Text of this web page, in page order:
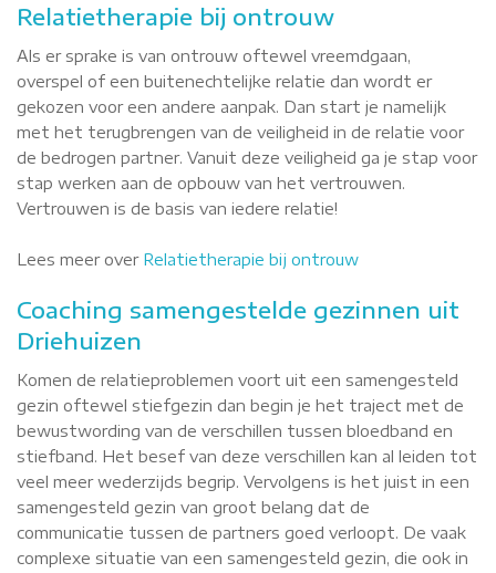
Relatietherapie bij ontrouw
Als er sprake is van ontrouw oftewel vreemdgaan,
overspel of een buitenechtelijke relatie dan wordt er
gekozen voor een andere aanpak. Dan start je namelijk
met het terugbrengen van de veiligheid in de relatie voor
de bedrogen partner. Vanuit deze veiligheid ga je stap voor
stap werken aan de opbouw van het vertrouwen.
Vertrouwen is de basis van iedere relatie!
Lees meer over Relatietherapie bij ontrouw
Coaching samengestelde gezinnen uit
Driehuizen
Komen de relatieproblemen voort uit een samengesteld
gezin oftewel stiefgezin dan begin je het traject met de
bewustwording van de verschillen tussen bloedband en
stiefband. Het besef van deze verschillen kan al leiden tot
veel meer wederzijds begrip. Vervolgens is het juist in een
samengesteld gezin van groot belang dat de
communicatie tussen de partners goed verloopt. De vaak
complexe situatie van een samengesteld gezin, die ook in